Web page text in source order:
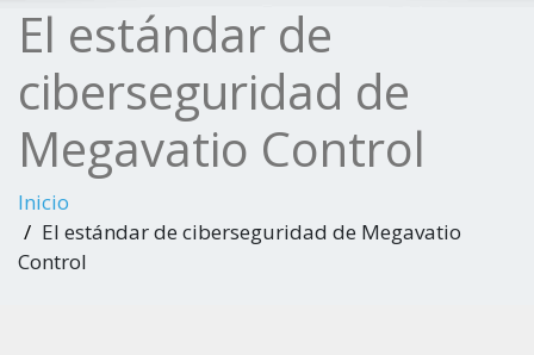
El estándar de
ciberseguridad de
Megavatio Control
Inicio
El estándar de ciberseguridad de Megavatio
Control